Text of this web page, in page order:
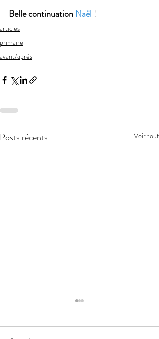
Belle continuation Naël !
articles
primaire
avant/après
Posts récents Voir tout